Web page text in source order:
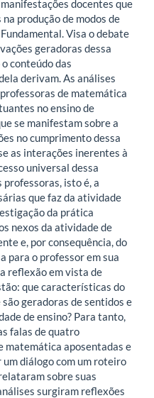
docentes que
produção de modos de
Visa o debate
geradoras dessa
conteúdo das
derivam. As análises
de matemática
no ensino de
se manifestam sobre a
no cumprimento dessa
as interações inerentes à
universal dessa
isto é, a
que faz da atividade
da prática
nexos da atividade de
e, por consequência, do
para o professor em sua
reflexão em vista de
que características do
geradoras de sentidos e
de ensino? Para tanto,
falas de quatro
matemática aposentadas e
um diálogo com um roteiro
sobre suas
surgiram reflexões